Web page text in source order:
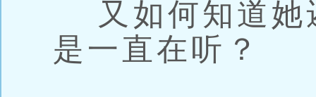
又如何知道她
是一直在听？